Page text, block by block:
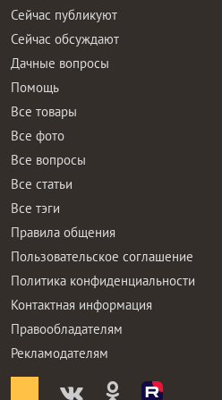
Сейчас публикуют
Сейчас обсуждают
Дачные вопросы
Помощь
Все товары
Все фото
Все вопросы
Все статьи
Все тэги
Правила общения
Пользовательское соглашение
Политика конфиденциальности
Контактная информация
Правообладателям
Рекламодателям